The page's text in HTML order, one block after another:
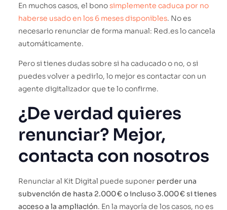
En muchos casos, el bonosimplemente caduca por no
haberse usado en los 6 meses disponibles. No es
necesario renunciar de forma manual: Red.es lo cancela
automáticamente.
Pero si tienes dudas sobre si ha caducado o no, o si
puedes volver a pedirlo, lo mejor es contactar con un
agente digitalizador que te lo confirme.
¿De verdad quieres
renunciar? Mejor,
contacta con nosotros
Renunciar al Kit Digital puede suponer perder una
subvención de hasta 2.000 € o incluso 3.000 € si tienes
acceso a la ampliación. En la mayoría de los casos, no es